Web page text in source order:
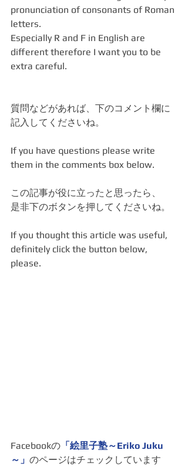
pronunciation of consonants of Roman
letters.
Especially R and F in English are
different therefore I want you to be
extra careful.
質問などがあれば、下のコメント欄に
記入してくださいね。
If you have questions please write
them in the comments box below.
この記事が役に立ったと思ったら、
是非下のボタンを押してくださいね。
If you thought this article was useful,
definitely click the button below,
please.
Facebookの 「絵里子塾～Eriko Juku
～ 」 のページはチェックしています